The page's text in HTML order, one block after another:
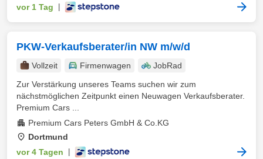
vor 1 Tag
PKW-Verkaufsberater/in NW m/w/d
Vollzeit Firmenwagen
JobRad
Zur Verstärkung unseres Teams suchen wir zum
nächstmöglichen Zeitpunkt einen Neuwagen Verkaufsberater.
Premium Cars ...
Premium Cars Peters GmbH & Co.KG
Dortmund
vor 4 Tagen